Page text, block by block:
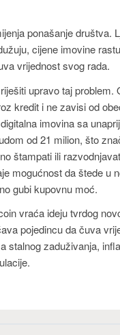
ponašanje društva.
cijene imovine
vrijednost svog rada.
upravo taj problem.
kredit i ne zavisi od
imovina sa
od 21 milion, što
štampati ili
mogućnost da štede u
gubi kupovnu moć.
vraća ideju tvrdog
pojedincu da čuva
stalnog zaduživanja,